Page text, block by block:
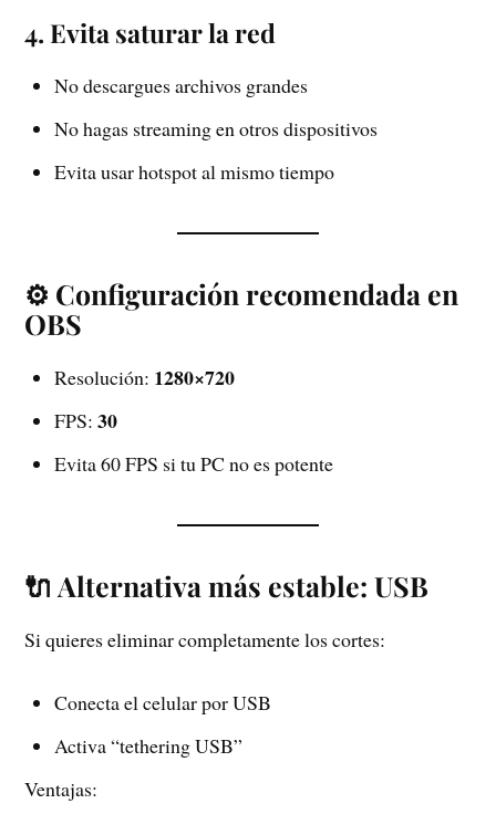
4. Evita saturar la red
No descargues archivos grandes
No hagas streaming en otros dispositivos
Evita usar hotspot al mismo tiempo
⚙️ Configuración recomendada en
OBS
Resolución: 1280×720
FPS:30
Evita 60 FPS si tu PC no es potente
🔌 Alternativa más estable: USB
Si quieres eliminar completamente los cortes:
Conecta el celular por USB
Activa “tethering USB”
Ventajas: